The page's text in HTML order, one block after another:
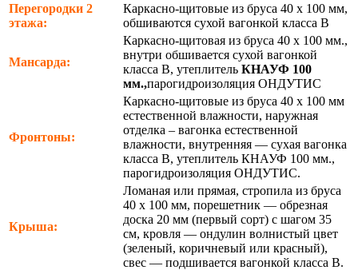
Перегородки 2
этажа:
Каркасно-щитовые из бруса 40 х 100 мм,
обшиваются сухой вагонкой класса В
Мансарда:
Каркасно-щитовая из бруса 40 х 100 мм.,
внутри обшивается сухой вагонкой
класса В, утеплитель КНАУФ 100
мм.,парогидроизоляция ОНДУТИС
Фронтоны:
Каркасно-щитовые из бруса 40 х 100 мм
естественной влажности, наружная
отделка – вагонка естественной
влажности, внутренняя — сухая вагонка
класса В, утеплитель КНАУФ 100 мм.,
парогидроизоляция ОНДУТИС.
Крыша:
Ломаная или прямая, стропила из бруса
40 х 100 мм, порешетник — обрезная
доска 20 мм (первый сорт) с шагом 35
см, кровля — ондулин волнистый цвет
(зеленый, коричневый или красный),
свес — подшивается вагонкой класса В.